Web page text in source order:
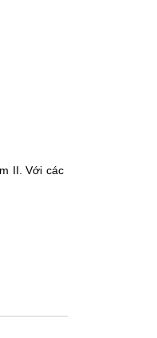
II. Với các